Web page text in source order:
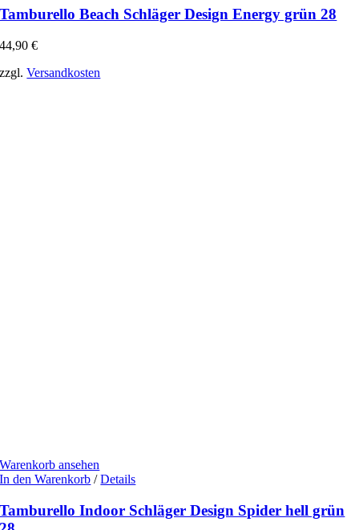
Tamburello Beach Schläger Design Energy grün 28
44,90€
zzgl.Versandkosten
Warenkorb ansehen
In den Warenkorb / Details
Tamburello Indoor Schläger Design Spider hell grün